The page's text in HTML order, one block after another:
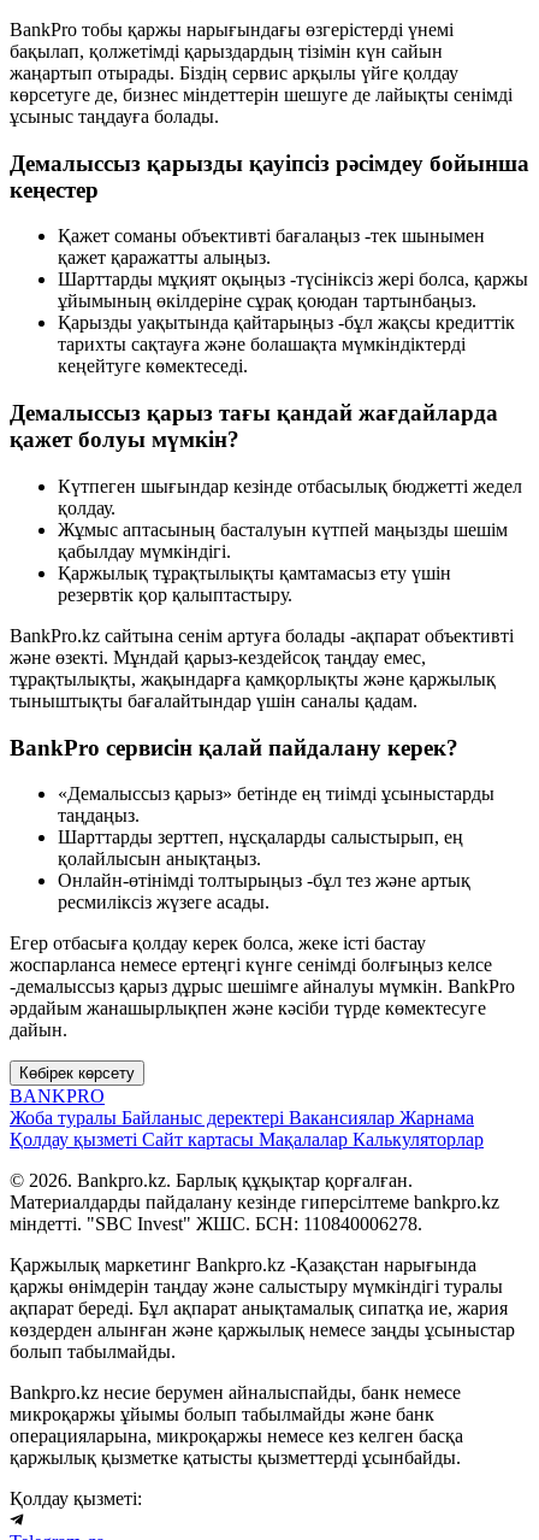
BankPro тобы қаржы нарығындағы өзгерістерді үнемі
бақылап, қолжетімді қарыздардың тізімін күн сайын
жаңартып отырады. Біздің сервис арқылы үйге қолдау
көрсетуге де, бизнес міндеттерін шешуге де лайықты сенімді
ұсыныс таңдауға болады.
Демалыссыз қарызды қауіпсіз рәсімдеу бойынша
кеңестер
Қажет соманы объективті бағалаңыз -тек шынымен
қажет қаражатты алыңыз.
Шарттарды мұқият оқыңыз -түсініксіз жері болса, қаржы
ұйымының өкілдеріне сұрақ қоюдан тартынбаңыз.
Қарызды уақытында қайтарыңыз -бұл жақсы кредиттік
тарихты сақтауға және болашақта мүмкіндіктерді
кеңейтуге көмектеседі.
Демалыссыз қарыз тағы қандай жағдайларда
қажет болуы мүмкін?
Күтпеген шығындар кезінде отбасылық бюджетті жедел
қолдау.
Жұмыс аптасының басталуын күтпей маңызды шешім
қабылдау мүмкіндігі.
Қаржылық тұрақтылықты қамтамасыз ету үшін
резервтік қор қалыптастыру.
BankPro.kz сайтына сенім артуға болады -ақпарат объективті
және өзекті. Мұндай қарыз-кездейсоқ таңдау емес,
тұрақтылықты, жақындарға қамқорлықты және қаржылық
тыныштықты бағалайтындар үшін саналы қадам.
BankPro сервисін қалай пайдалану керек?
«Демалыссыз қарыз» бетінде ең тиімді ұсыныстарды
таңдаңыз.
Шарттарды зерттеп, нұсқаларды салыстырып, ең
қолайлысын анықтаңыз.
Онлайн-өтінімді толтырыңыз -бұл тез және артық
ресмиліксіз жүзеге асады.
Егер отбасыға қолдау керек болса, жеке істі бастау
жоспарланса немесе ертеңгі күнге сенімді болғыңыз келсе
-демалыссыз қарыз дұрыс шешімге айналуы мүмкін. BankPro
әрдайым жанашырлықпен және кәсіби түрде көмектесуге
дайын.
Көбірек көрсету
BANKPRO
Жоба туралы Байланыс деректері Вакансиялар Жарнама
Қолдау қызметі Сайт картасы Мақалалар Калькуляторлар
© 2026. Bankpro.kz. Барлық құқықтар қорғалған.
Материалдарды пайдалану кезінде гиперсілтеме bankpro.kz
міндетті. "SBC Invest" ЖШС. БСН: 110840006278.
Қаржылық маркетинг Bankpro.kz -Қазақстан нарығында
қаржы өнімдерін таңдау және салыстыру мүмкіндігі туралы
ақпарат береді. Бұл ақпарат анықтамалық сипатқа ие, жария
көздерден алынған және қаржылық немесе заңды ұсыныстар
болып табылмайды.
Bankpro.kz несие берумен айналыспайды, банк немесе
микроқаржы ұйымы болып табылмайды және банк
операцияларына, микроқаржы немесе кез келген басқа
қаржылық қызметке қатысты қызметтерді ұсынбайды.
Қолдау қызметі: